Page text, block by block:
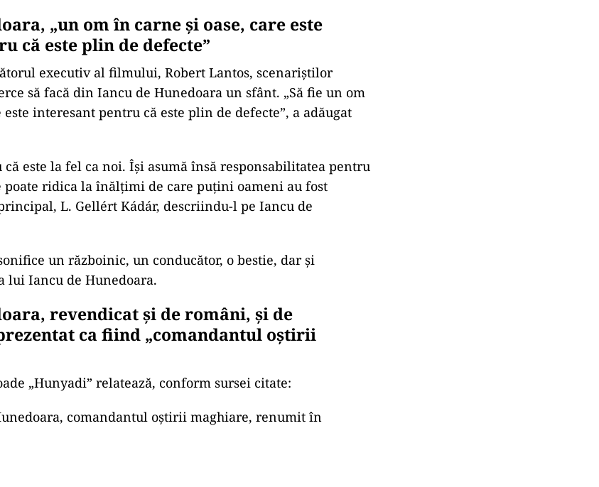
„un om în carne şi oase, care este
că este plin de defecte”
executiv al filmului, Robert Lantos, scenariştilor
să facă din Iancu de Hunedoara un sfânt. „Să fie un om
interesant pentru că este plin de defecte”, a adăugat
că este la fel ca noi. Îşi asumă însă responsabilitatea pentru
poate ridica la înălţimi de care puţini oameni au fost
L. Gellért Kádár, descriindu-l pe Iancu de
un războinic, un conducător, o bestie, dar şi
Iancu de Hunedoara.
revendicat și de români, și de
ca fiind „comandantul oștirii
„Hunyadi” relatează, conform sursei citate:
comandantul oştirii maghiare, renumit în